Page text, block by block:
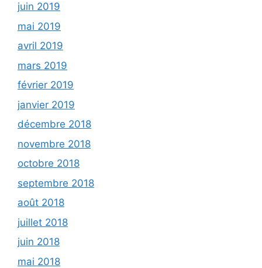
juin 2019
mai 2019
avril 2019
mars 2019
février 2019
janvier 2019
décembre 2018
novembre 2018
octobre 2018
septembre 2018
août 2018
juillet 2018
juin 2018
mai 2018